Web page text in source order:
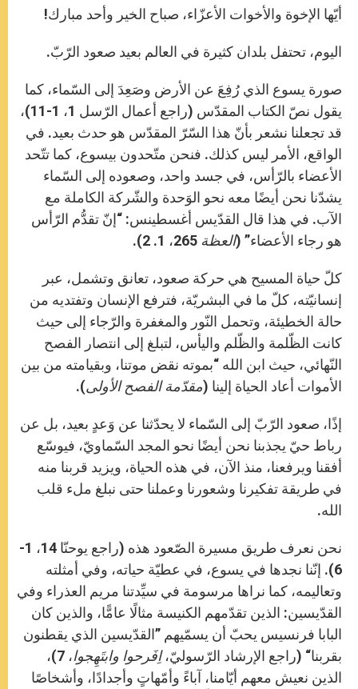
p
p e
o
k
r
أيّها الإخوة والأخوات الأعزّاء، صباح الخير وأحد مبارك!
اليوم، تحتفل بلدان كثيرة في العالم بعيد صعود الرّبّ.
صورة يسوع الذي رُفِعَ عن الأرض وصَعِدَ إلى السّماء، كما
يقول نصّ الكتاب المقدّس (راجع أعمال الرّسل 1، 1-11)،
قد تجعلنا نشعر بأنّ هذا السّرّ المقدّس هو حدث بعيد. في
الواقع، الأمر ليس كذلك. فنحن متّحدون بيسوع، كما تتّحد
الأعضاء بالرّأس، في جسد واحد، وصعوده إلى السّماء
يشدّنا نحن أيضًا معه نحو الوَحدة والشّركة الكاملة مع
الآب. في هذا قال القدّيس أغسطينس: “إنّ تقدُّم الرّأس
هو رجاء الأعضاء” (العظة
كلّ حياة المسيح هي حركة صعود، تعانق وتشمل، عبر
إنسانيّته، كلّ ما في البشريّة، فترفع الإنسان وتفتديه من
حالة الخطيئة، وتحمل النّور والمغفرة والرّجاء إلى حيث
كانت الظّلمة والظّلم واليأس، لتبلغ إلى انتصار الفصح
النّهائي، حيث ابن الله “بموته نقض موتنا، وبقيامته من بين
الأموات أعاد الحياة إلينا (مقدّمة الفصح الأولى).
إذًا، صعود الرّبّ إلى السّماء لا يحدّثنا عن وَعدٍ بعيد، بل عن
رباط حيّ يجذبنا نحن أيضًا نحو المجد السّماويّ، فيوسّع
أفقنا ويرفعنا، منذ الآن، في هذه الحياة، ويزيد قربنا منه
في طريقة تفكيرنا وشعورنا وعملنا حتى نبلغ ملء قلب
الله.
نحن نعرف طريق مسيرة الصّعود هذه (راجع يوحنّا 14، 1-
6). إنّنا نجدها في يسوع، في عطيّة حياته، وفي أمثلته
وتعاليمه، كما نراها مرسومة في سيِّدتنا مريم العذراء وفي
القدّيسين: الذين تقدّمهم الكنيسة مثالًا عامًّا، والذين كان
البابا فرنسيس يحبّ أن يسمّيهم ”القدّيسين الذي يقطنون
بقربنا“ (راجع الإرشاد الرّسوليّ،اِفَرحوا وابتَهِجوا
، 7)،
الذين نعيش معهم أيّامنا، آباءً وأمّهاتٍ وأجدادًا، وأشخاصًا